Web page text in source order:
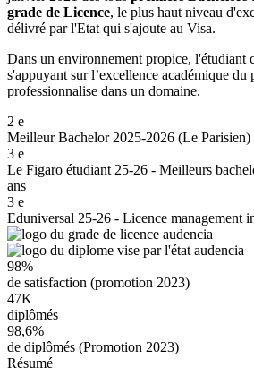
grade de Licence, le plus haut niveau
délivré par l'Etat qui s'ajoute au Visa.
Dans un environnement propice, l'étudiant
s'appuyant sur l’excellence académique du
professionnalise dans un domaine.
2 e
Meilleur Bachelor 2025-2026 (Le Parisien)
3 e
Le Figaro étudiant 25-26 - Meilleurs
ans
3 e
Eduniversal 25-26 - Licence management
98%
de satisfaction (promotion 2023)
47K
diplômés
98,6%
de diplômés (Promotion 2023)
Résumé